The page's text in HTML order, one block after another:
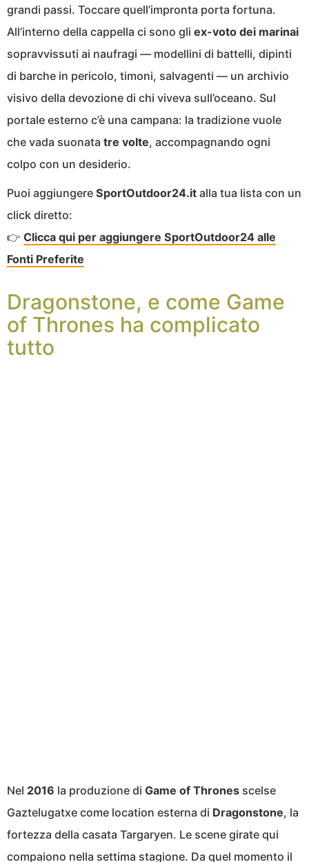
grandi passi. Toccare quell’impronta porta fortuna.
All’interno della cappella ci sono gli ex-voto dei marinai
sopravvissuti ai naufragi — modellini di battelli, dipinti
di barche in pericolo, timoni, salvagenti — un archivio
visivo della devozione di chi viveva sull’oceano. Sul
portale esterno c’è una campana: la tradizione vuole
che vada suonata tre volte, accompagnando ogni
colpo con un desiderio.
Puoi aggiungere SportOutdoor24.it alla tua lista con un
click diretto:
👉 Clicca qui per aggiungere SportOutdoor24 alle
Fonti Preferite
Dragonstone, e come Game
of Thrones ha complicato
tutto
Nel 2016 la produzione di Game of Thrones scelse
Gaztelugatxe come location esterna di Dragonstone, la
fortezza della casata Targaryen. Le scene girate qui
compaiono nella settima stagione. Da quel momento il